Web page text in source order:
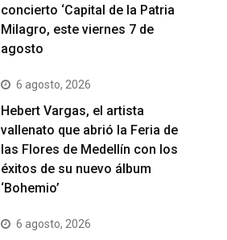
concierto ‘Capital de la Patria
Milagro, este viernes 7 de
agosto
6 agosto, 2026
Hebert Vargas, el artista
vallenato que abrió la Feria de
las Flores de Medellín con los
éxitos de su nuevo álbum
‘Bohemio’
6 agosto, 2026